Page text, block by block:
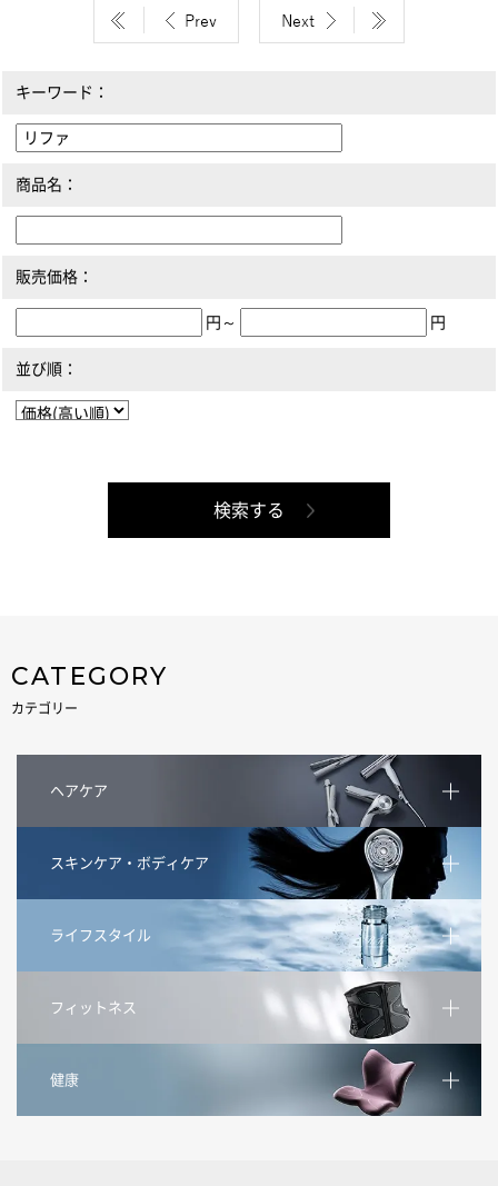
キーワード：
商品名：
販売価格：
円～ 円
並び順：
CATEGORY
カテゴリー
ヘアケア
スキンケア・ボディケア
ライフスタイル
フィットネス
健康